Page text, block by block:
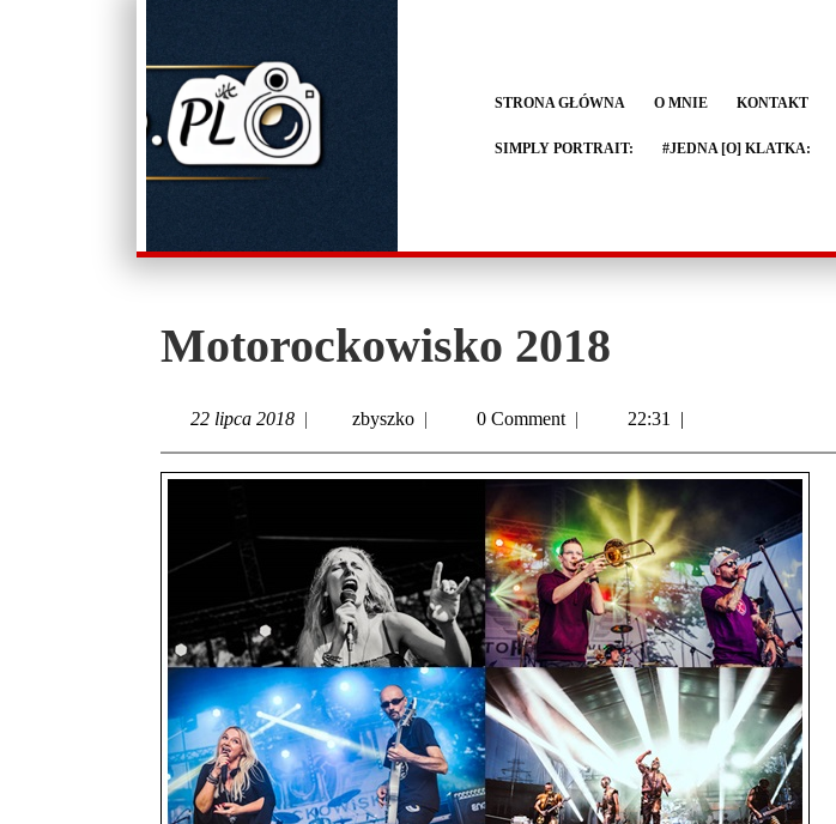
STRONA GŁÓWNA O MNIE KONTAKT
SIMPLY PORTRAIT: #JEDNA [O] KLATKA:
Motorockowisko 2018
22 lipca 2018 | zbyszko | 0 Comment | 22:31 |